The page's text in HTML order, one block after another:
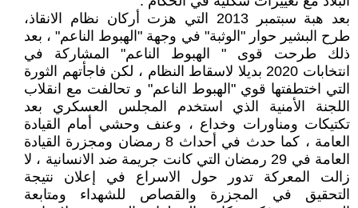
بعد هبة سبتمبر 2013 التي هزت أركان نظام الانقاذ،
طرح البشير حوار "الوثبة" في وجهة "الهبوط الناعم" ، بعد
ذلك طرحت قوى " الهبوط الناعم" المشاركة في
انتخابات 2020 بديلا لاسقاط النظام ، لكن فاجأتهم الثورة
التي اختطفتها قوي "الهبوط الناعم" و تحالفت مع انقلاب
اللجنة الأمنية الذي استخدم المجلس العسكري بعد
تكتيكات ومناورات وخداع ، وعنف وحشي أمام القيادة
العامة ، كما حدث في أحداث 8 رمضان ومجزرة القيادة
العامة في 29 رمضان التي كانت جريمة ضد الانسانية ، لا
زالت المعركة تدور حول الاسراع في إعلان نتيجة
التحقيق في المجزرة والقصاص للشهداء ومتابعة